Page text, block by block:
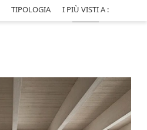
TIPOLOGIA I PIÙ VISTI A :